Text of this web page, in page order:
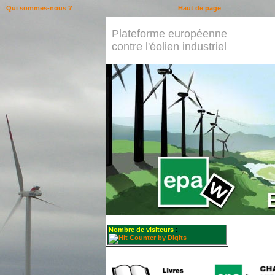
Plateforme européenne
contre l'éolien industriel
Nombre de visiteurs :
Haut de page
Qui sommes-nous ?